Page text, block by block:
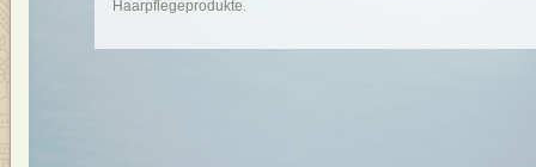
Haarpflegeprodukte.